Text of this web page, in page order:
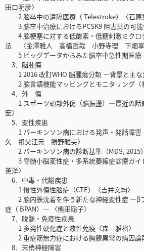
田口明彦〉
2 脳卒中の遠隔医療（ Telestroke）〈石原
3 脳卒中治療におけるPCSK9 阻害薬の可能
4 脳梗塞に対する低酸素・低糖刺激ミクロ
法 〈金澤雅人 高橋哲哉 小野寺理 下畑享
5 ビッグデータからみた脳卒中急性期医
3．脳腫瘍
1 2016 改訂WHO 脳腫瘍分類 ―背景と主な
2 脳言語機能マッピングとモニタリング〈
4．外 傷
1 スポーツ頭部外傷（脳振盪）―最近の話
宏〉
5．変性疾患
1 パーキンソン病における発声・発話
久 祖父江元 勝野雅央〉
2 パーキンソン病の診断基準（MDS, 2015
3 脊髄小脳変性症・多系統萎縮症診療ガ
英洋〉
6．中毒・代謝疾患
1 慢性外傷性脳症（CTE）〈吉井文均〉
2 脳内鉄沈着を伴う新たな神経変性症 ―β
症（ BPAN）― 〈熊田聡子〉
7．脱髄・免疫性疾患
1 多発性硬化症と液性免疫〈森 雅裕〉
2 重症筋無力症における胸腺異常の病因論
8．末梢神経障害